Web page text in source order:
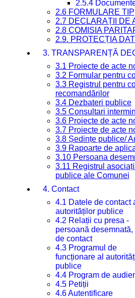
2.5.4
2.6 FORMULARE TIP
2.7 DECLARAȚII DE
2.8 COMISIA
2.9. PROTECȚIA
3. TRANSPARENȚĂ
3.1 Proiecte de acte
3.2 Formular pentru
3.3 Registrul pentru
recomandărilor
3.4 Dezbateri publice
3.5 Consultari
3.6 Proiecte de acte
3.7 Proiecte de acte
3.8 Ședințe publice/
3.9 Rapoarte de
3.10 Persoana
3.11 Registrul
publice ale Comunei
4. Contact
4.1 Datele de contact
autorităților publice
4.2 Relații cu presa -
persoană desemnată,
de contact
4.3 Programul de
funcționare al
publice
4.4 Program de
4.5 Petiții
4.6 Autentificare